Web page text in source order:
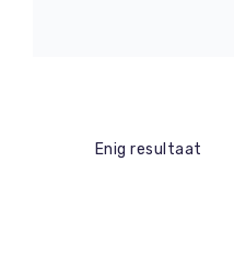
Enig resultaat